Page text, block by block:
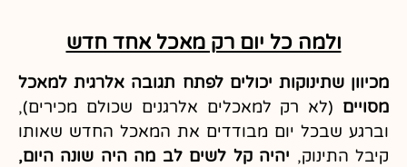
ולמה כל יום רק מאכל אחד חדש
מכיוון שתינוקות יכולים לפתח תגובה אלרגית למאכל
מסויים (לא רק למאכלים אלרגנים שכולם מכירים),
וברגע שבכל יום מבודדים את המאכל החדש שאותו
קיבל התינוק, יהיה קל לשים לב מה היה שונה היום,